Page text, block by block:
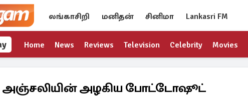
லங்காசிறி மனிதன் சினிமா Lankasri FM
Home News Reviews Television Celebrity Movies
அஞ்சலியின் அழகிய போட்டோஷூட்